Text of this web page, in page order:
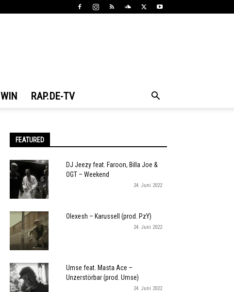
WIN RAP.DE-TV
FEATURED
DJ Jeezy feat. Faroon, Billa Joe &
OGT – Weekend
24. Juni 2022
Olexesh – Karussell (prod. PzY)
24. Juni 2022
Umse feat. Masta Ace –
Unzerstörbar (prod. Umse)
24. Juni 2022